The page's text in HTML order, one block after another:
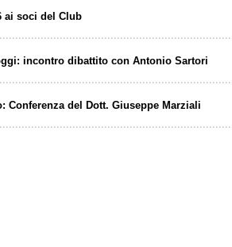
ai soci del Club
incontro dibattito con Antonio Sartori
Conferenza del Dott. Giuseppe Marziali